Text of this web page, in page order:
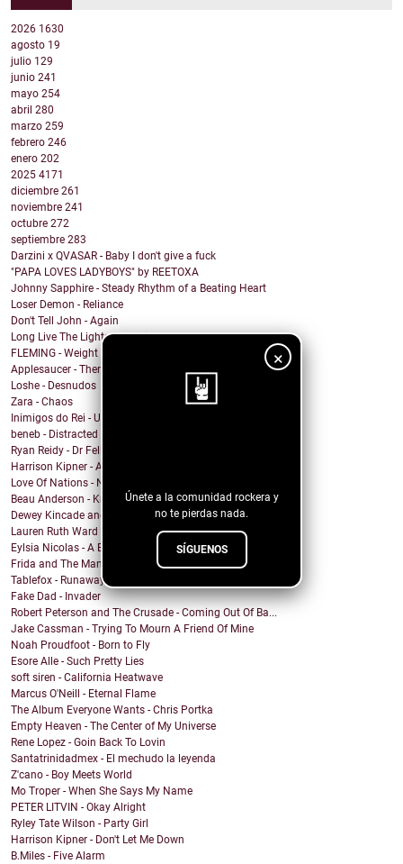
×
Únete a la comunidad rockera y
no te pierdas nada.
SÍGUENOS
2026 1630
agosto 19
julio 129
junio 241
mayo 254
abril 280
marzo 259
febrero 246
enero 202
2025 4171
diciembre 261
noviembre 241
octubre 272
septiembre 283
Darzini x QVASAR - Baby I don't give a fuck
"PAPA LOVES LADYBOYS" by REETOXA
Johnny Sapphire - Steady Rhythm of a Beating Heart
Loser Demon - Reliance
Don't Tell John - Again
Long Live The Lights - The Fight
FLEMING - Weight In The Wind
Applesaucer - There’s a Light
Loshe - Desnudos
Zara - Chaos
Inimigos do Rei - Uma Barata Chamada Kafka versão ...
beneb - Distracted
Ryan Reidy - Dr Felix and His Fringe Body Parts
Harrison Kipner - Alone With You
Love Of Nations - Ne'er Do Well
Beau Anderson - Know By Now
Dewey Kincade and The Navigators - Down in the Val...
Lauren Ruth Ward - Camouflage Sabotage
Eylsia Nicolas - A Beautiful Mess
Frida and The Mann - Dancing in the sun
Tablefox - Runaway
Fake Dad - Invader
Robert Peterson and The Crusade - Coming Out Of Ba...
Jake Cassman - Trying To Mourn A Friend Of Mine
Noah Proudfoot - Born to Fly
Esore Alle - Such Pretty Lies
soft siren - California Heatwave
Marcus O'Neill - Eternal Flame
The Album Everyone Wants - Chris Portka
Empty Heaven - The Center of My Universe
Rene Lopez - Goin Back To Lovin
Santatrinidadmex - El mechudo la leyenda
Z'cano - Boy Meets World
Mo Troper - When She Says My Name
PETER LITVIN - Okay Alright
Ryley Tate Wilson - Party Girl
Harrison Kipner - Don't Let Me Down
B.Miles - Five Alarm